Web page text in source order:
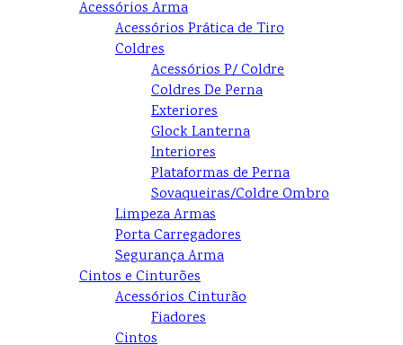
Acessórios Arma
Acessórios Prática de Tiro
Coldres
Acessórios P/ Coldre
Coldres De Perna
Exteriores
Glock Lanterna
Interiores
Plataformas de Perna
Sovaqueiras/Coldre Ombro
Limpeza Armas
Porta Carregadores
Segurança Arma
Cintos e Cinturões
Acessórios Cinturão
Fiadores
Cintos